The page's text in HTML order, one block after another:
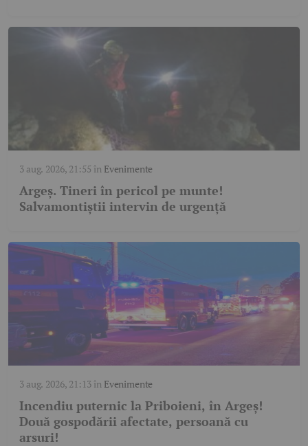
3 aug. 2026, 21:55 în Evenimente
Argeș. Tineri în pericol pe munte!
Salvamontiștii intervin de urgență
3 aug. 2026, 21:13în Evenimente
Incendiu puternic la Priboieni, în Argeș!
Două gospodării afectate, persoană cu
arsuri!